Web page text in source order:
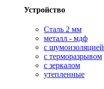
Устройство
Сталь 2 мм
металл - мдф
с шумоизоляцией
с терморазрывом
с зеркалом
утепленные